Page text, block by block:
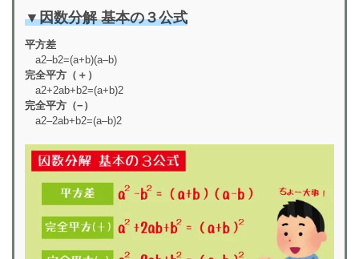
▼因数分解基本の３公式
平方差
a2–b2=(a+b)(a–b)
完全平方（＋）
a2+2ab+b2=(a+b)2
完全平方（−）
a2–2ab+b2=(a–b)2